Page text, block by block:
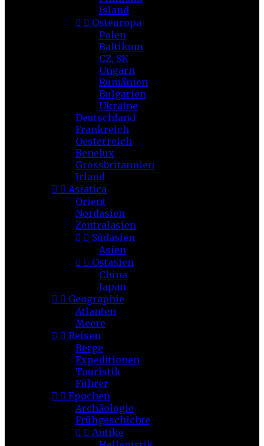
Island
  Osteuropa
Polen
Baltikum
CZ, SK
Ungarn
Rumänien
Bulgarien
Ukraine
Deutschland
Frankreich
Oesterreich
Benelux
Grossbritannien
Irland
  Asiatica
Orient
Nordasien
Zentralasien
  Südasien
Asien
  Ostasien
China
Japan
  Geographie
Atlanten
Meere
  Reisen
Berge
Expeditionen
Touristik
Führer
  Epochen
Archäologie
Frühgeschichte
  Antike